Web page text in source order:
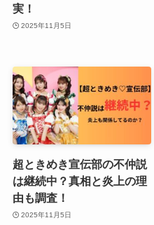
実！
2025年11月5日
超ときめき宣伝部の不仲説
は継続中？真相と炎上の理
由も調査！
2025年11月5日